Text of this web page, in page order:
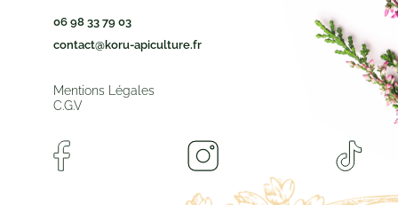
06 98 33 79 03
contact@koru-apiculture.fr
Mentions Légales
C.G.V